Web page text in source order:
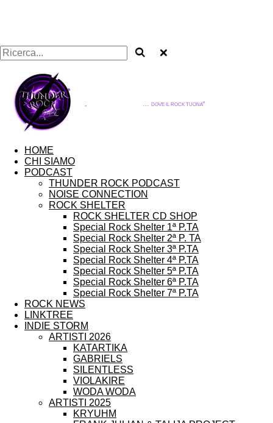
DOVE IL ROCK TUONA“
HOME
CHI SIAMO
PODCAST
THUNDER ROCK PODCAST
NOISE CONNECTION
ROCK SHELTER
ROCK SHELTER CD SHOP
Special Rock Shelter 1ª P.TA
Special Rock Shelter 2ª P. TA
Special Rock Shelter 3ª P.TA
Special Rock Shelter 4ª P.TA
Special Rock Shelter 5ª P.TA
Special Rock Shelter 6ª P.TA
Special Rock Shelter 7ª P.TA
ROCK NEWS
LINKTREE
INDIE STORM
ARTISTI 2026
KATARTIKA
GABRIELS
SILENTLESS
VIOLAKIRE
WODA WODA
ARTISTI 2025
KRYUHM